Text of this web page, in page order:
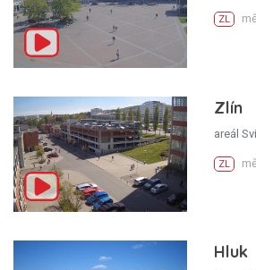
ZL
Zlín
areál
ZL
Hluk